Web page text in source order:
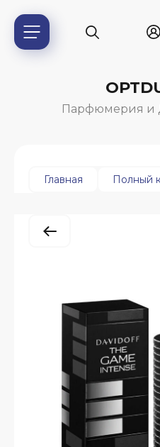
Парфюмерия и
Главная Полный